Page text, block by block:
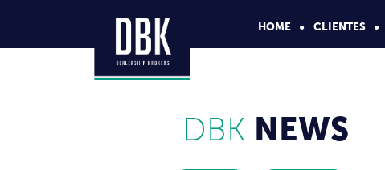
HOME CLIENTES
DBK NEWS